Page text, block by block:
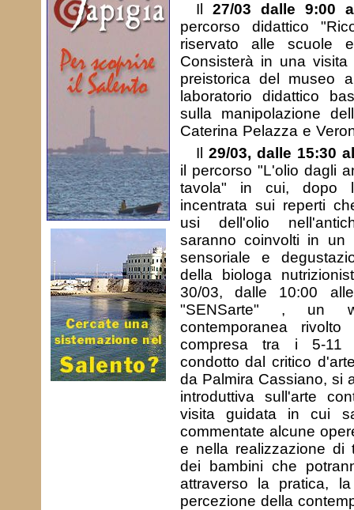
Il 27/03 dalle 9:00
percorso didattico
riservato alle scuole
Consisterà in una
preistorica del museo
laboratorio didattico
sulla manipolazione
Caterina Pelazza e
Il 29/03, dalle 15:30
il percorso "L'olio dagli
tavola" in cui, dopo
incentrata sui reperti
usi dell'olio
saranno coinvolti in un
sensoriale e
della biologa
30/03, dalle 10:00
"SENSarte" , un
contemporanea
compresa tra i 5-11
condotto dal critico
da Palmira Cassiano, si
introduttiva sull'arte
visita guidata in cui
commentate alcune
e nella realizzazione di
dei bambini che
attraverso la pratica,
percezione della